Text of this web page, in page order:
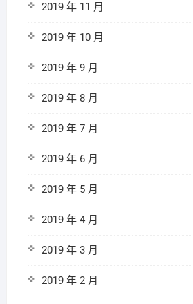
2019 年 11 月
2019 年 10 月
2019 年 9 月
2019 年 8 月
2019 年 7 月
2019 年 6 月
2019 年 5 月
2019 年 4 月
2019 年 3 月
2019 年 2 月